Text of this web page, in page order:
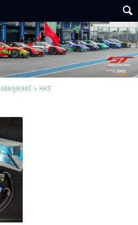
ออยคูลเลอร์> HKS